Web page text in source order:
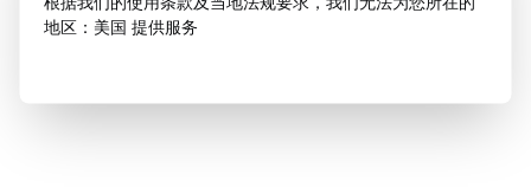
地区：美国 提供服务